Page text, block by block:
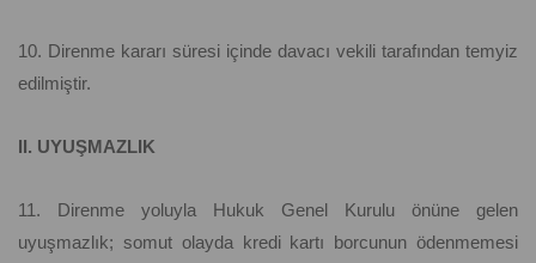
10. Direnme kararı süresi içinde davacı vekili tarafından temyiz
edilmiştir.
II. UYUŞMAZLIK
11. Direnme yoluyla Hukuk Genel Kurulu önüne gelen
uyuşmazlık; somut olayda kredi kartı borcunun ödenmemesi